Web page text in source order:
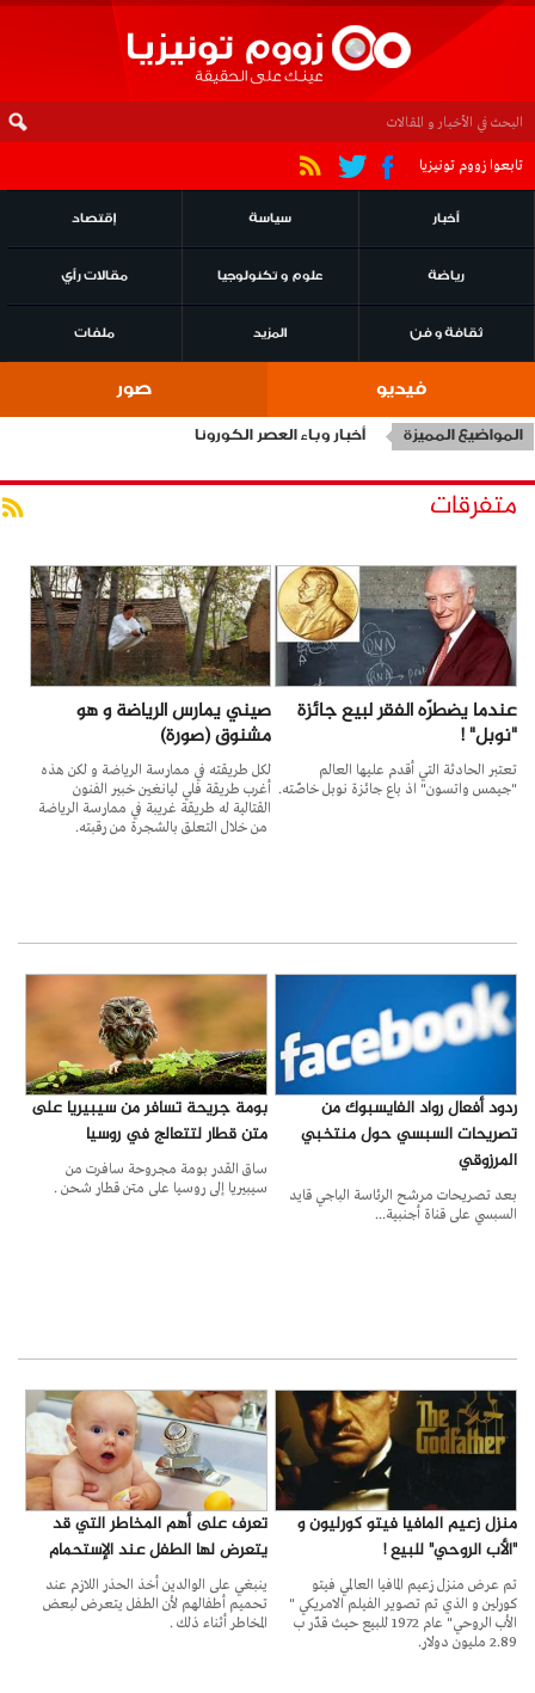
تابعوا زووم تونيزيا
أخبار سياسة إقتصاد
رياضة علوم و تكنولوجيا مقالات رأي
ثقافة و فن المزيد ملفات
فيديو صور
المواضيع المميزة أخبار وباء العصر الكورونا
متفرقات
عندما يضطرّه الفقر لبيع جائزة
"نوبل" !
تعتبر الحادثة التي أقدم عليها العالم
"جيمس واتسون" اذ باع جائزة نوبل خاصّته.
صيني يمارس الرياضة و هو
مشنوق (صورة)
لكل طريقته في ممارسة الرياضة و لكن هذه
أغرب طريقة فلي ليانغين خبير الفنون
القتالية له طريقة غريبة في ممارسة الرياضة
من خلال التعلق بالشجرة من رقبته.
ردود أفعال رواد الفايسبوك من
تصريحات السبسي حول منتخبي
المرزوقي
بعد تصريحات مرشح الرئاسة الباجي قايد
السبسي على قناة أجنبية...
بومة جريحة تسافر من سيبيريا على
متن قطار لتتعالج في روسيا
ساق القدر بومة مجروحة سافرت من
سيبيريا إلى روسيا على متن قطار شحن .
منزل زعيم المافيا فيتو كورليون و
"الأب الروحي" للبيع !
تم عرض منزل زعيم المافيا العالمي فيتو
كورلين و الذي تم تصوير الفيلم الامريكي "
الأب الروحي" عام 1972 للبيع حيث قدّر ب
2.89 مليون دولار.
تعرف على أهم المخاطر التي قد
يتعرض لها الطفل عند الإستحمام
ينبغي على الوالدين أخذ الحذر اللازم عند
تحميم أطفالهم لأن الطفل يتعرض لبعض
المخاطر أثناء ذلك .